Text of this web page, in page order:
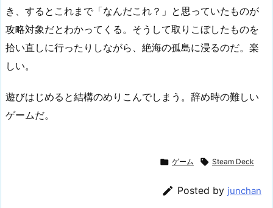
き、するとこれまで「なんだこれ？」と思っていたものが
攻略対象だとわかってくる。そうして取りこぼしたものを
拾い直しに行ったりしながら、絶海の孤島に浸るのだ。楽
しい。
遊びはじめると結構のめりこんでしまう。辞め時の難しい
ゲームだ。
 ゲーム  Steam Deck
 Posted by junchan